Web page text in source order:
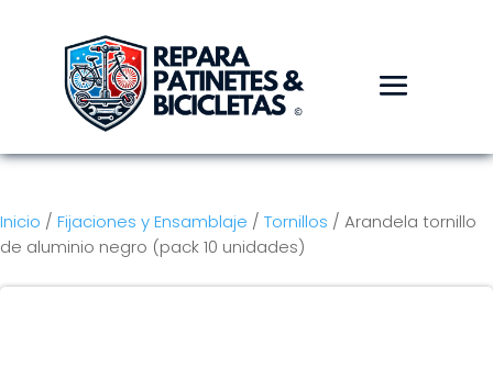
Inicio / Fijaciones y Ensamblaje / Tornillos / Arandela tornillo
de aluminio negro (pack 10 unidades)